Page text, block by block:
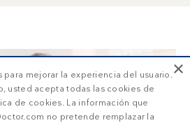
×
para mejorar la experiencia del usuario.
usted acepta todas las cookies de
de cookies. La información que
no pretende remplazar la